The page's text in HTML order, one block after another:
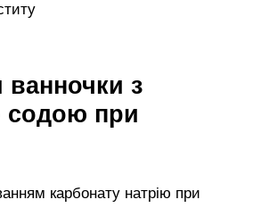
ванночки з
содою при
карбонату натрію при